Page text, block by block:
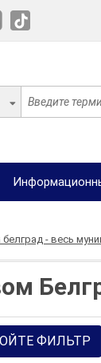
- весь
ФИЛЬТР